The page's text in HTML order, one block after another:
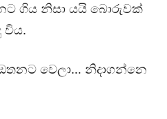
ගිය නිසා යයි බොරුවක්
විය.
වෙලා… නිදාගන්නෙ